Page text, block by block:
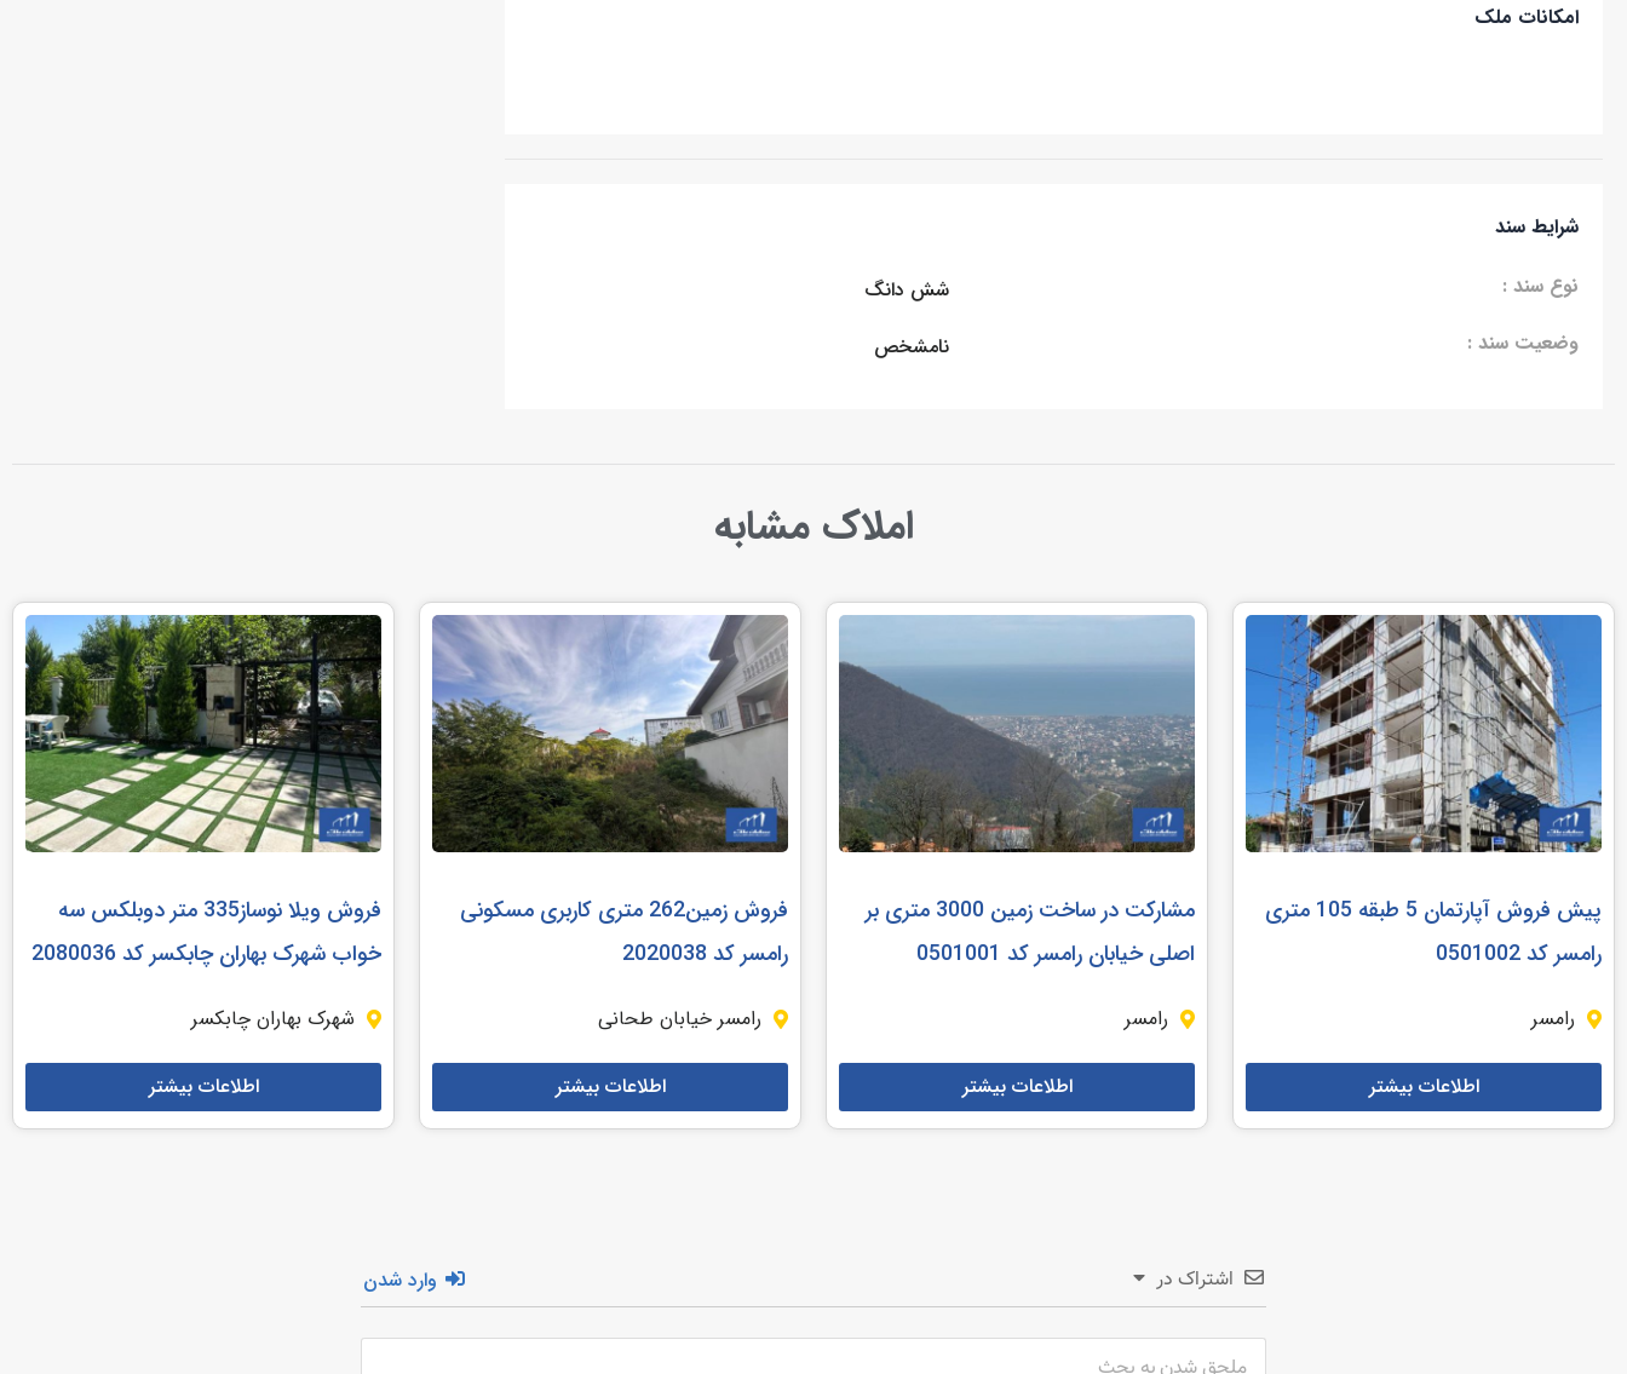
امکانات ملک
شرایط سند
نوع سند :
شش دانگ
وضعیت سند :
نامشخص
املاک مشابه
پیش فروش آپارتمان 5 طبقه 105 متری
رامسر کد 0501002
رامسر
اطلاعات بیشتر
مشارکت در ساخت زمین 3000 متری بر
اصلی خیابان رامسر کد 0501001
رامسر
اطلاعات بیشتر
فروش زمین262 متری کاربری مسکونی
رامسر کد 2020038
رامسر خیابان طحانی
اطلاعات بیشتر
فروش ویلا نوساز335 متر دوبلکس سه
خواب شهرک بهاران چابکسر کد 2080036
شهرک بهاران چابکسر
اطلاعات بیشتر
اشتراک در وارد شدن